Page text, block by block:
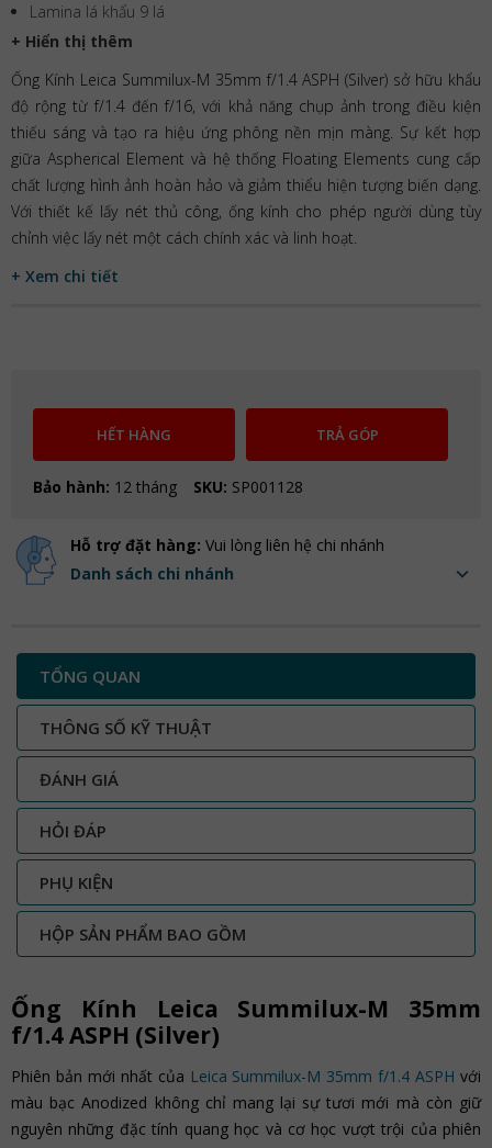
Lamina lá khẩu 9 lá
+ Hiển thị thêm
Ống Kính Leica Summilux-M 35mm f/1.4 ASPH (Silver) sở hữu khẩu
độ rộng từ f/1.4 đến f/16, với khả năng chụp ảnh trong điều kiện
thiếu sáng và tạo ra hiệu ứng phông nền mịn màng. Sự kết hợp
giữa Aspherical Element và hệ thống Floating Elements cung cấp
chất lượng hình ảnh hoàn hảo và giảm thiểu hiện tượng biến dạng.
Với thiết kế lấy nét thủ công, ống kính cho phép người dùng tùy
chỉnh việc lấy nét một cách chính xác và linh hoạt.
+ Xem chi tiết
HẾT HÀNG TRẢ GÓP
Bảo hành: 12 tháng SKU: SP001128
Hỗ trợ đặt hàng: Vui lòng liên hệ chi nhánh
Danh sách chi nhánh
TỔNG QUAN
THÔNG SỐ KỸ THUẬT
ĐÁNH GIÁ
HỎI ĐÁP
PHỤ KIỆN
HỘP SẢN PHẨM BAO GỒM
Ống Kính Leica Summilux-M 35mm
f/1.4 ASPH (Silver)
Phiên bản mới nhất của Leica Summilux-M 35mm f/1.4 ASPH với
màu bạc Anodized không chỉ mang lại sự tươi mới mà còn giữ
nguyên những đặc tính quang học và cơ học vượt trội của phiên